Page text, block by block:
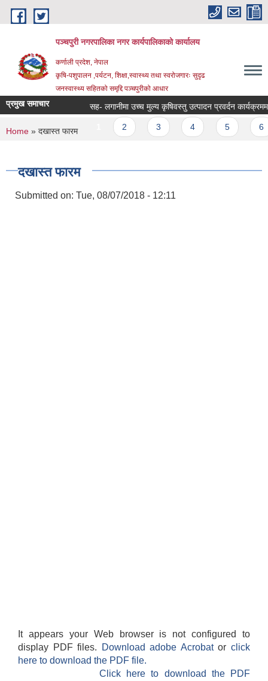
Skip to main content
पञ्चपुरी नगरपालिका नगर कार्यपालिकाको कार्यालय
कर्णाली प्रदेश, नेपाल
कृषि-पशुपालन ,पर्यटन, शिक्षा,स्वास्थ्य तथा स्वरोजगारः सुदृढ
जनस्वास्थ्य सहितको समृद्दि पञ्चपुरीको आधार
प्रमुख समाचार सह- लगानीमा उच्च मुल्य कृषिवस्तु उत्पादन प्रवर्दन कार्यक्रममा
Pages
You are here
Home » दखास्त फारम
दखास्त फारम
Submitted on: Tue, 08/07/2018 - 12:11
It appears your Web browser is not configured to
display PDF files.
Download adobe Acrobatorclick
here to download the PDF file.
Click here to download the PDF